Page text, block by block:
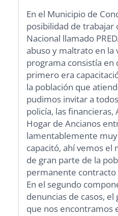
En el Municipio de
posibilidad de trabajar
Nacional llamado
abuso y maltrato en la
programa consistía en
primero era
la población que
pudimos invitar a
policía, las financieras,
Hogar de Ancianos
lamentablemente
capacitó, ahí vemos
de gran parte de la
permanente contracto
En el segundo
denuncias de casos,
que nos encontramos